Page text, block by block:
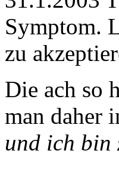
Symptom.
zu
Die ach so
man daher
und ich bin